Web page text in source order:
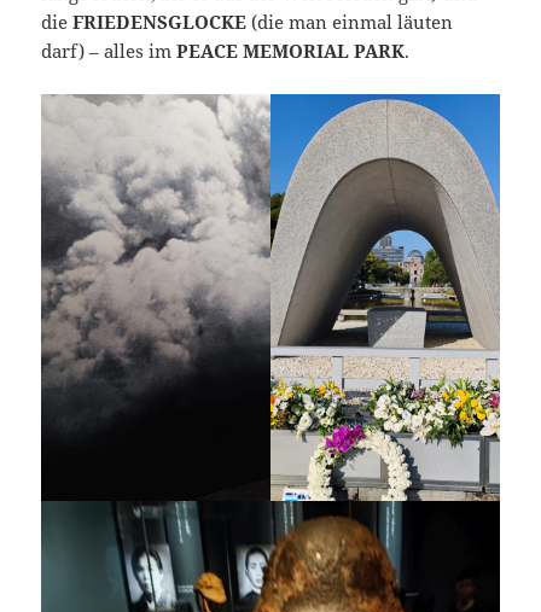
dieFRIEDENSGLOCKE(die man einmal läuten
darf) – alles imPEACE MEMORIAL PARK.